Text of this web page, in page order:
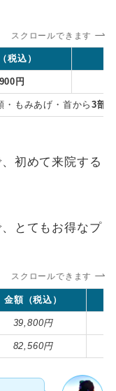
スクロールできます
税込）
円
・もみあげ・首から3部
初めて来院する
とてもお得なプ
スクロールできます
金額（税込）
39,800円
82,560円